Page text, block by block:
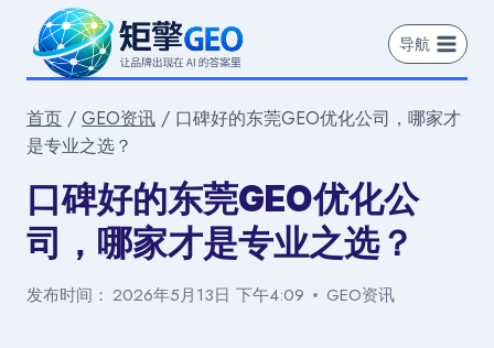
导航
首页 / GEO资讯 / 口碑好的东莞GEO优化公司，哪家才
是专业之选？
口碑好的东莞GEO优化公
司，哪家才是专业之选？
发布时间： 2026年5月13日 下午4:09 GEO资讯